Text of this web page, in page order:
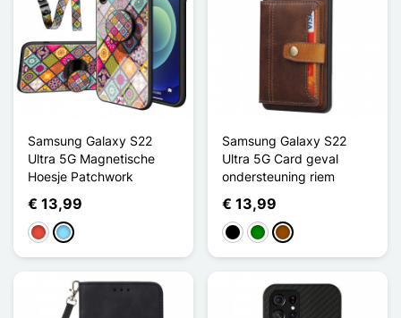
Samsung Galaxy S22
Ultra 5G Magnetische
Hoesje Patchwork
€ 13,99
RoodLicht Blauw
Samsung Galaxy S22
Ultra 5G Card geval
ondersteuning riem
€ 13,99
ZwartGroenBruin